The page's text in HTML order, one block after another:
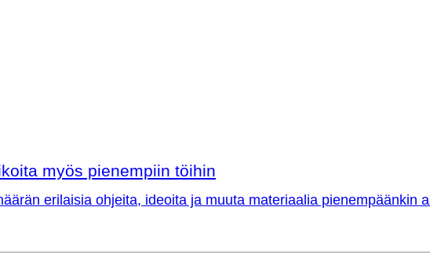
myös pienempiin töihin
erilaisia ohjeita, ideoita ja muuta materiaalia pienempäänkin